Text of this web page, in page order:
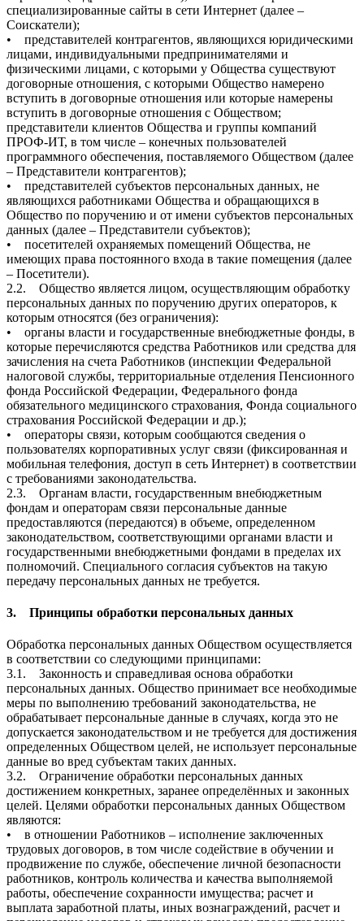
специализированные сайты в сети Интернет (далее –
Соискатели);
• представителей контрагентов, являющихся юридическими
лицами, индивидуальными предпринимателями и
физическими лицами, с которыми у Общества существуют
договорные отношения, с которыми Общество намерено
вступить в договорные отношения или которые намерены
вступить в договорные отношения с Обществом;
представители клиентов Общества и группы компаний
ПРОФ-ИТ, в том числе – конечных пользователей
программного обеспечения, поставляемого Обществом (далее
– Представители контрагентов);
• представителей субъектов персональных данных, не
являющихся работниками Общества и обращающихся в
Общество по поручению и от имени субъектов персональных
данных (далее – Представители субъектов);
• посетителей охраняемых помещений Общества, не
имеющих права постоянного входа в такие помещения (далее
– Посетители).
2.2. Общество является лицом, осуществляющим обработку
персональных данных по поручению других операторов, к
которым относятся (без ограничения):
• органы власти и государственные внебюджетные фонды, в
которые перечисляются средства Работников или средства для
зачисления на счета Работников (инспекции Федеральной
налоговой службы, территориальные отделения Пенсионного
фонда Российской Федерации, Федерального фонда
обязательного медицинского страхования, Фонда социального
страхования Российской Федерации и др.);
• операторы связи, которым сообщаются сведения о
пользователях корпоративных услуг связи (фиксированная и
мобильная телефония, доступ в сеть Интернет) в соответствии
с требованиями законодательства.
2.3. Органам власти, государственным внебюджетным
фондам и операторам связи персональные данные
предоставляются (передаются) в объеме, определенном
законодательством, соответствующими органами власти и
государственными внебюджетными фондами в пределах их
полномочий. Специального согласия субъектов на такую
передачу персональных данных не требуется.
3. Принципы обработки персональных данных
Обработка персональных данных Обществом осуществляется
в соответствии со следующими принципами:
3.1. Законность и справедливая основа обработки
персональных данных. Общество принимает все необходимые
меры по выполнению требований законодательства, не
обрабатывает персональные данные в случаях, когда это не
допускается законодательством и не требуется для достижения
определенных Обществом целей, не использует персональные
данные во вред субъектам таких данных.
3.2. Ограничение обработки персональных данных
достижением конкретных, заранее определённых и законных
целей. Целями обработки персональных данных Обществом
являются:
• в отношении Работников – исполнение заключенных
трудовых договоров, в том числе содействие в обучении и
продвижение по службе, обеспечение личной безопасности
работников, контроль количества и качества выполняемой
работы, обеспечение сохранности имущества; расчет и
выплата заработной платы, иных вознаграждений, расчет и